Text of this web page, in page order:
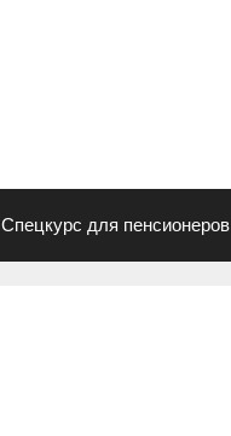
Спецкурс для пенсионеров